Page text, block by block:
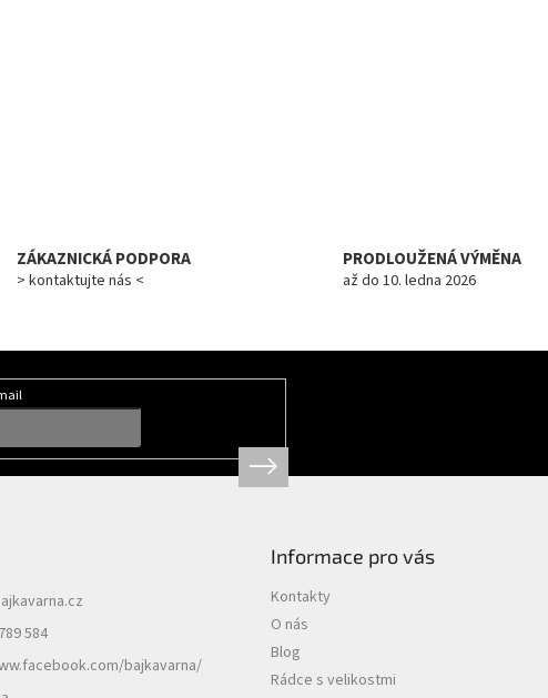
ZÁKAZNICKÁ PODPORA
> kontaktujte nás <
PRODLOUŽENÁ VÝMĚNA
až do 10. ledna 2026
584
bajkavarna/
Informace pro vás
Kontakty
O nás
Blog
Rádce s velikostmi